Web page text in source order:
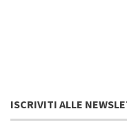
ISCRIVITI ALLE